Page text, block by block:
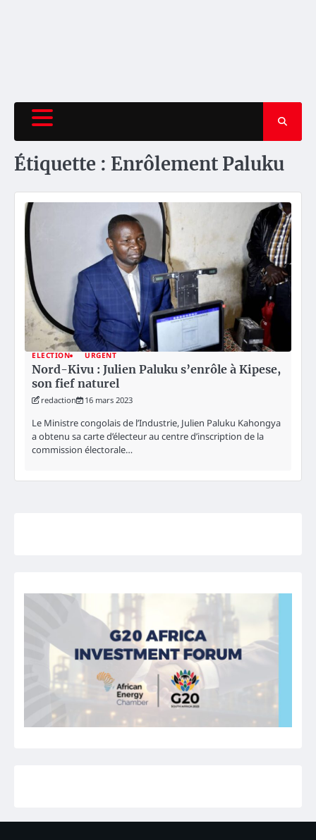
Étiquette : Enrôlement Paluku
ELECTION URGENT
Nord-Kivu : Julien Paluku s’enrôle à Kipese,
son fief naturel
redaction 16 mars 2023
Le Ministre congolais de l’Industrie, Julien Paluku Kahongya
a obtenu sa carte d’électeur au centre d’inscription de la
commission électorale…